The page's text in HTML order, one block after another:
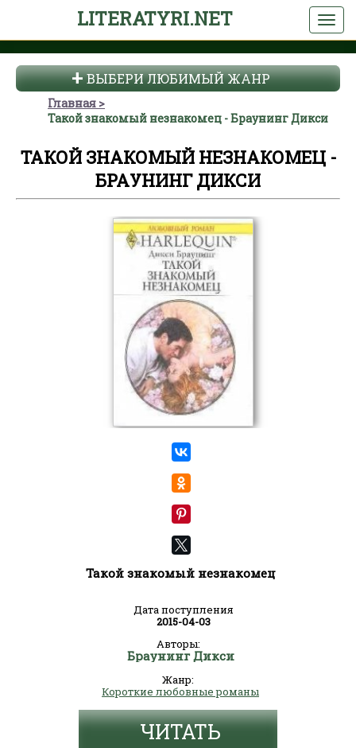
LITERATYRI.NET
ВЫБЕРИ ЛЮБИМЫЙ ЖАНР
Главная
Такой знакомый незнакомец - Браунинг Дикси
ТАКОЙ ЗНАКОМЫЙ НЕЗНАКОМЕЦ -
БРАУНИНГ ДИКСИ
Такой знакомый незнакомец
Дата поступления
2015-04-03
Авторы:
Браунинг Дикси
Жанр:
Короткие любовные романы
ЧИТАТЬ